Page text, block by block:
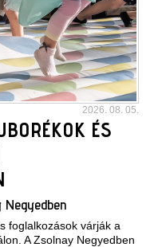
2026. 08. 05.
ÉS
foglalkozások várják a
A Zsolnay Negyedben